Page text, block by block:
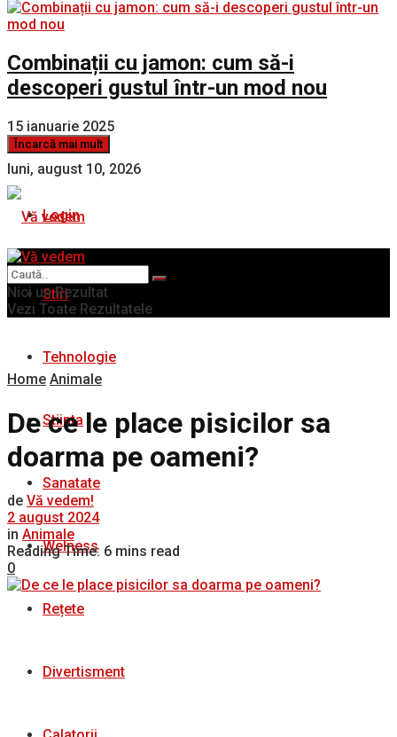
Combinații cu jamon: cum să-i
descoperi gustul într-un mod nou
15 ianuarie 2025
Încarcă mai mult
luni, august 10, 2026
Login
Stiri
Tehnologie
Stiinta
Sanatate
Welness
Rețete
Divertisment
Nici un Rezultat
Vezi Toate Rezultatele
Home Animale
De ce le place pisicilor sa
doarma pe oameni?
de Vă vedem!
2 august 2024
in Animale
Reading Time: 6 mins read
0